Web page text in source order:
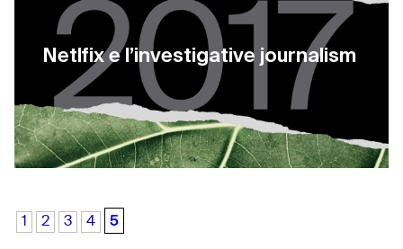
Netlfix e l’investigative journalism
1 2 3 4 5